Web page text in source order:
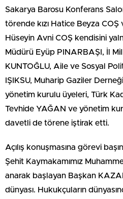
Sakarya Barosu Konferans
törende kızı Hatice Beyza
Hüseyin Avni COŞ kendisini
Müdürü Eyüp PINARBAŞI, İl
KUNTOĞLU, Aile ve Sosyal
IŞIKSU, Muharip Gaziler
yönetim kurulu üyeleri, Türk
Tevhide YAĞAN ve yönetim
davetli de törene iştirak etti.
Açılış konuşmasına görevi
Şehit Kaymakamımız
anarak başlayan Başkan
dünyası. Hukukçuların